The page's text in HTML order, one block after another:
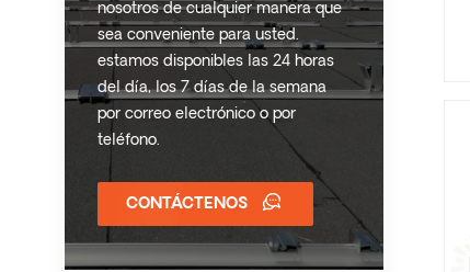
nosotros de cualquier manera que
sea conveniente para usted.
estamos disponibles las 24 horas
del día, los 7 días de la semana
por correo electrónico o por
teléfono.
CONTÁCTENOS